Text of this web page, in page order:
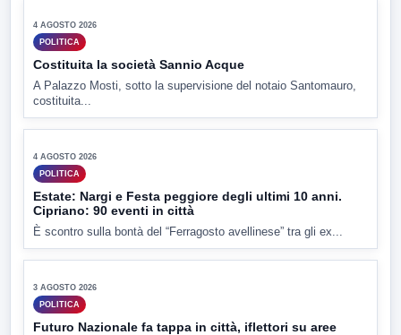
4 AGOSTO 2026
POLITICA
Costituita la società Sannio Acque
A Palazzo Mosti, sotto la supervisione del notaio Santomauro,
costituita...
▶
4 AGOSTO 2026
POLITICA
Estate: Nargi e Festa peggiore degli ultimi 10 anni.
Cipriano: 90 eventi in città
È scontro sulla bontà del “Ferragosto avellinese” tra gli ex...
▶
3 AGOSTO 2026
POLITICA
Futuro Nazionale fa tappa in città, iflettori su aree